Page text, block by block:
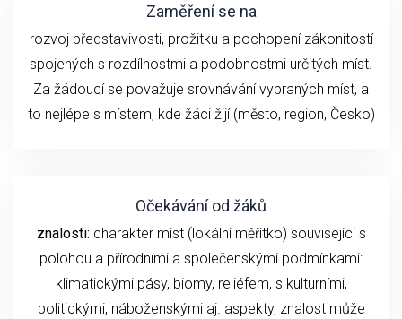
Zaměření se na
rozvoj představivosti, prožitku a pochopení zákonitostí
spojených s rozdílnostmi a podobnostmi určitých míst.
Za žádoucí se považuje srovnávání vybraných míst, a
to nejlépe s místem, kde žáci žijí (město, region, Česko)
Očekávání od žáků
znalosti: charakter míst (lokální měřítko) související s
polohou a přírodními a společenskými podmínkami:
klimatickými pásy, biomy, reliéfem, s kulturními,
politickými, náboženskými aj. aspekty, znalost může